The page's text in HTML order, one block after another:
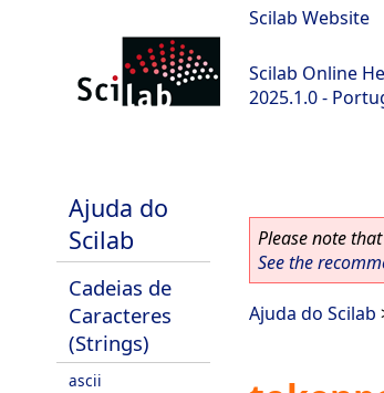
Scilab Website
Scilab Online
2025.1.0 -
Ajuda do
Scilab
Cadeias de
Caracteres
(Strings)
ascii
Please note
See the
Ajuda do Scilab